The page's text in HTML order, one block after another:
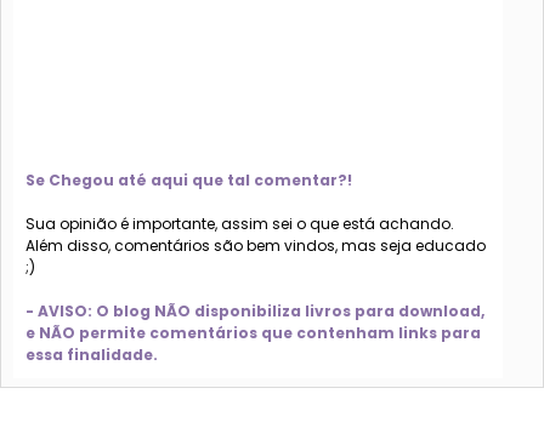
Se Chegou até aqui que tal comentar?!
Sua opinião é importante, assim sei o que está achando.
Além disso, comentários são bem vindos, mas seja educado
;)
- AVISO: O blog NÃO disponibiliza livros para download,
e NÃO permite comentários que contenham links para
essa finalidade.